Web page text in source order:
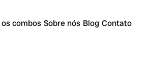
os combos Sobre nós Blog Contato